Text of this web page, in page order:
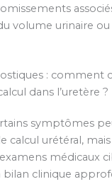
volume urinaire
: comment
dans l’uretère ?
symptômes
calcul urétéral,
médicaux
bilan clinique